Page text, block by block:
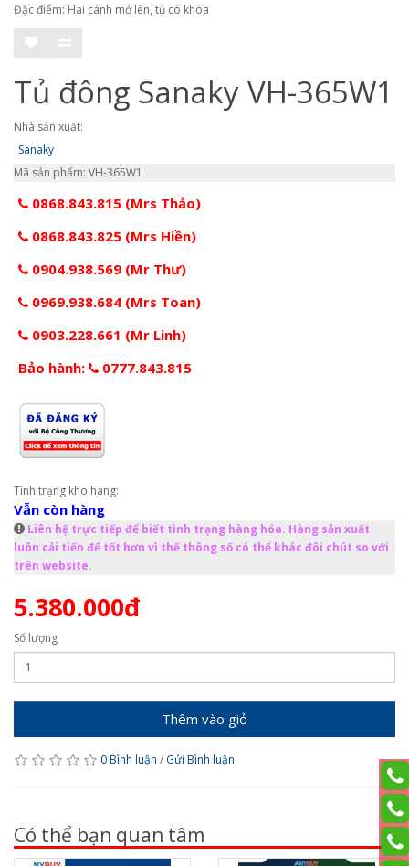
Đặc điểm: Hai cánh mở lên, tủ có khóa
Tủ đông Sanaky VH-365W1
Nhà sản xuất:
Sanaky
Mã sản phẩm: VH-365W1
0868.843.815 (Mrs Thảo)
0868.843.825 (Mrs Hiền)
0904.938.569 (Mr Thư)
0969.938.684 (Mrs Toan)
0903.228.661 (Mr Linh)
Bảo hành:
0777.843.815
Tình trạng kho hàng:
Vẫn còn hàng
Liên hệ trực tiếp để biết tình trạng hàng hóa. Hàng sản xuất
luôn cải tiến để tốt hơn vì thế thông số có thể khác đôi chút so với
trên website.
5.380.000đ
Số lượng
Thêm vào giỏ
0 Bình luận / Gửi Bình luận
Có thể bạn quan tâm